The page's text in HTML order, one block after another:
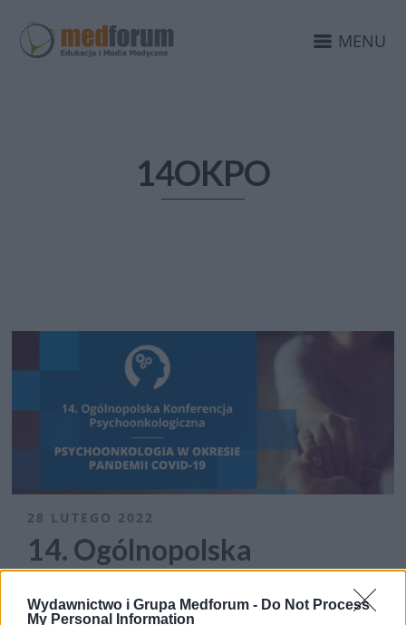
Wydawnictwo i Grupa Medforum - Do Not Process
My Personal Information
MENU
14OKPO
28 LUTEGO 2022
14. Ogólnopolska
Konferencja
Psychoonkologiczna